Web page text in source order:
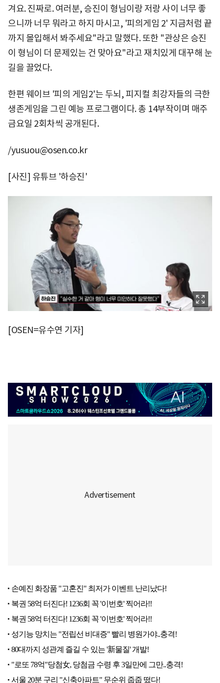
겨요. 진짜로. 여러분, 승진이 형님이랑 저랑 사이 너무 좋
으니까 너무 뭐라고 하지 마시고, '피의게임 2' 지금처럼 끝
까지 몰입해서 봐주세요"라고 말했다. 또한 "관상은 승진
이 형님이 더 문제있는 건 맞아요"라고 재치있게 대꾸해 눈
길을 끌었다.
한편 웨이브 '피의 게임2'는 두뇌, 피지컬 최강자들의 극한
생존게임을 그린 예능 프로그램이다. 총 14부작이며 매주
금요일 2회차씩 공개된다.
/yusuou@osen.co.kr
[사진] 유튜브 '하승진'
[OSEN=유수연 기자]